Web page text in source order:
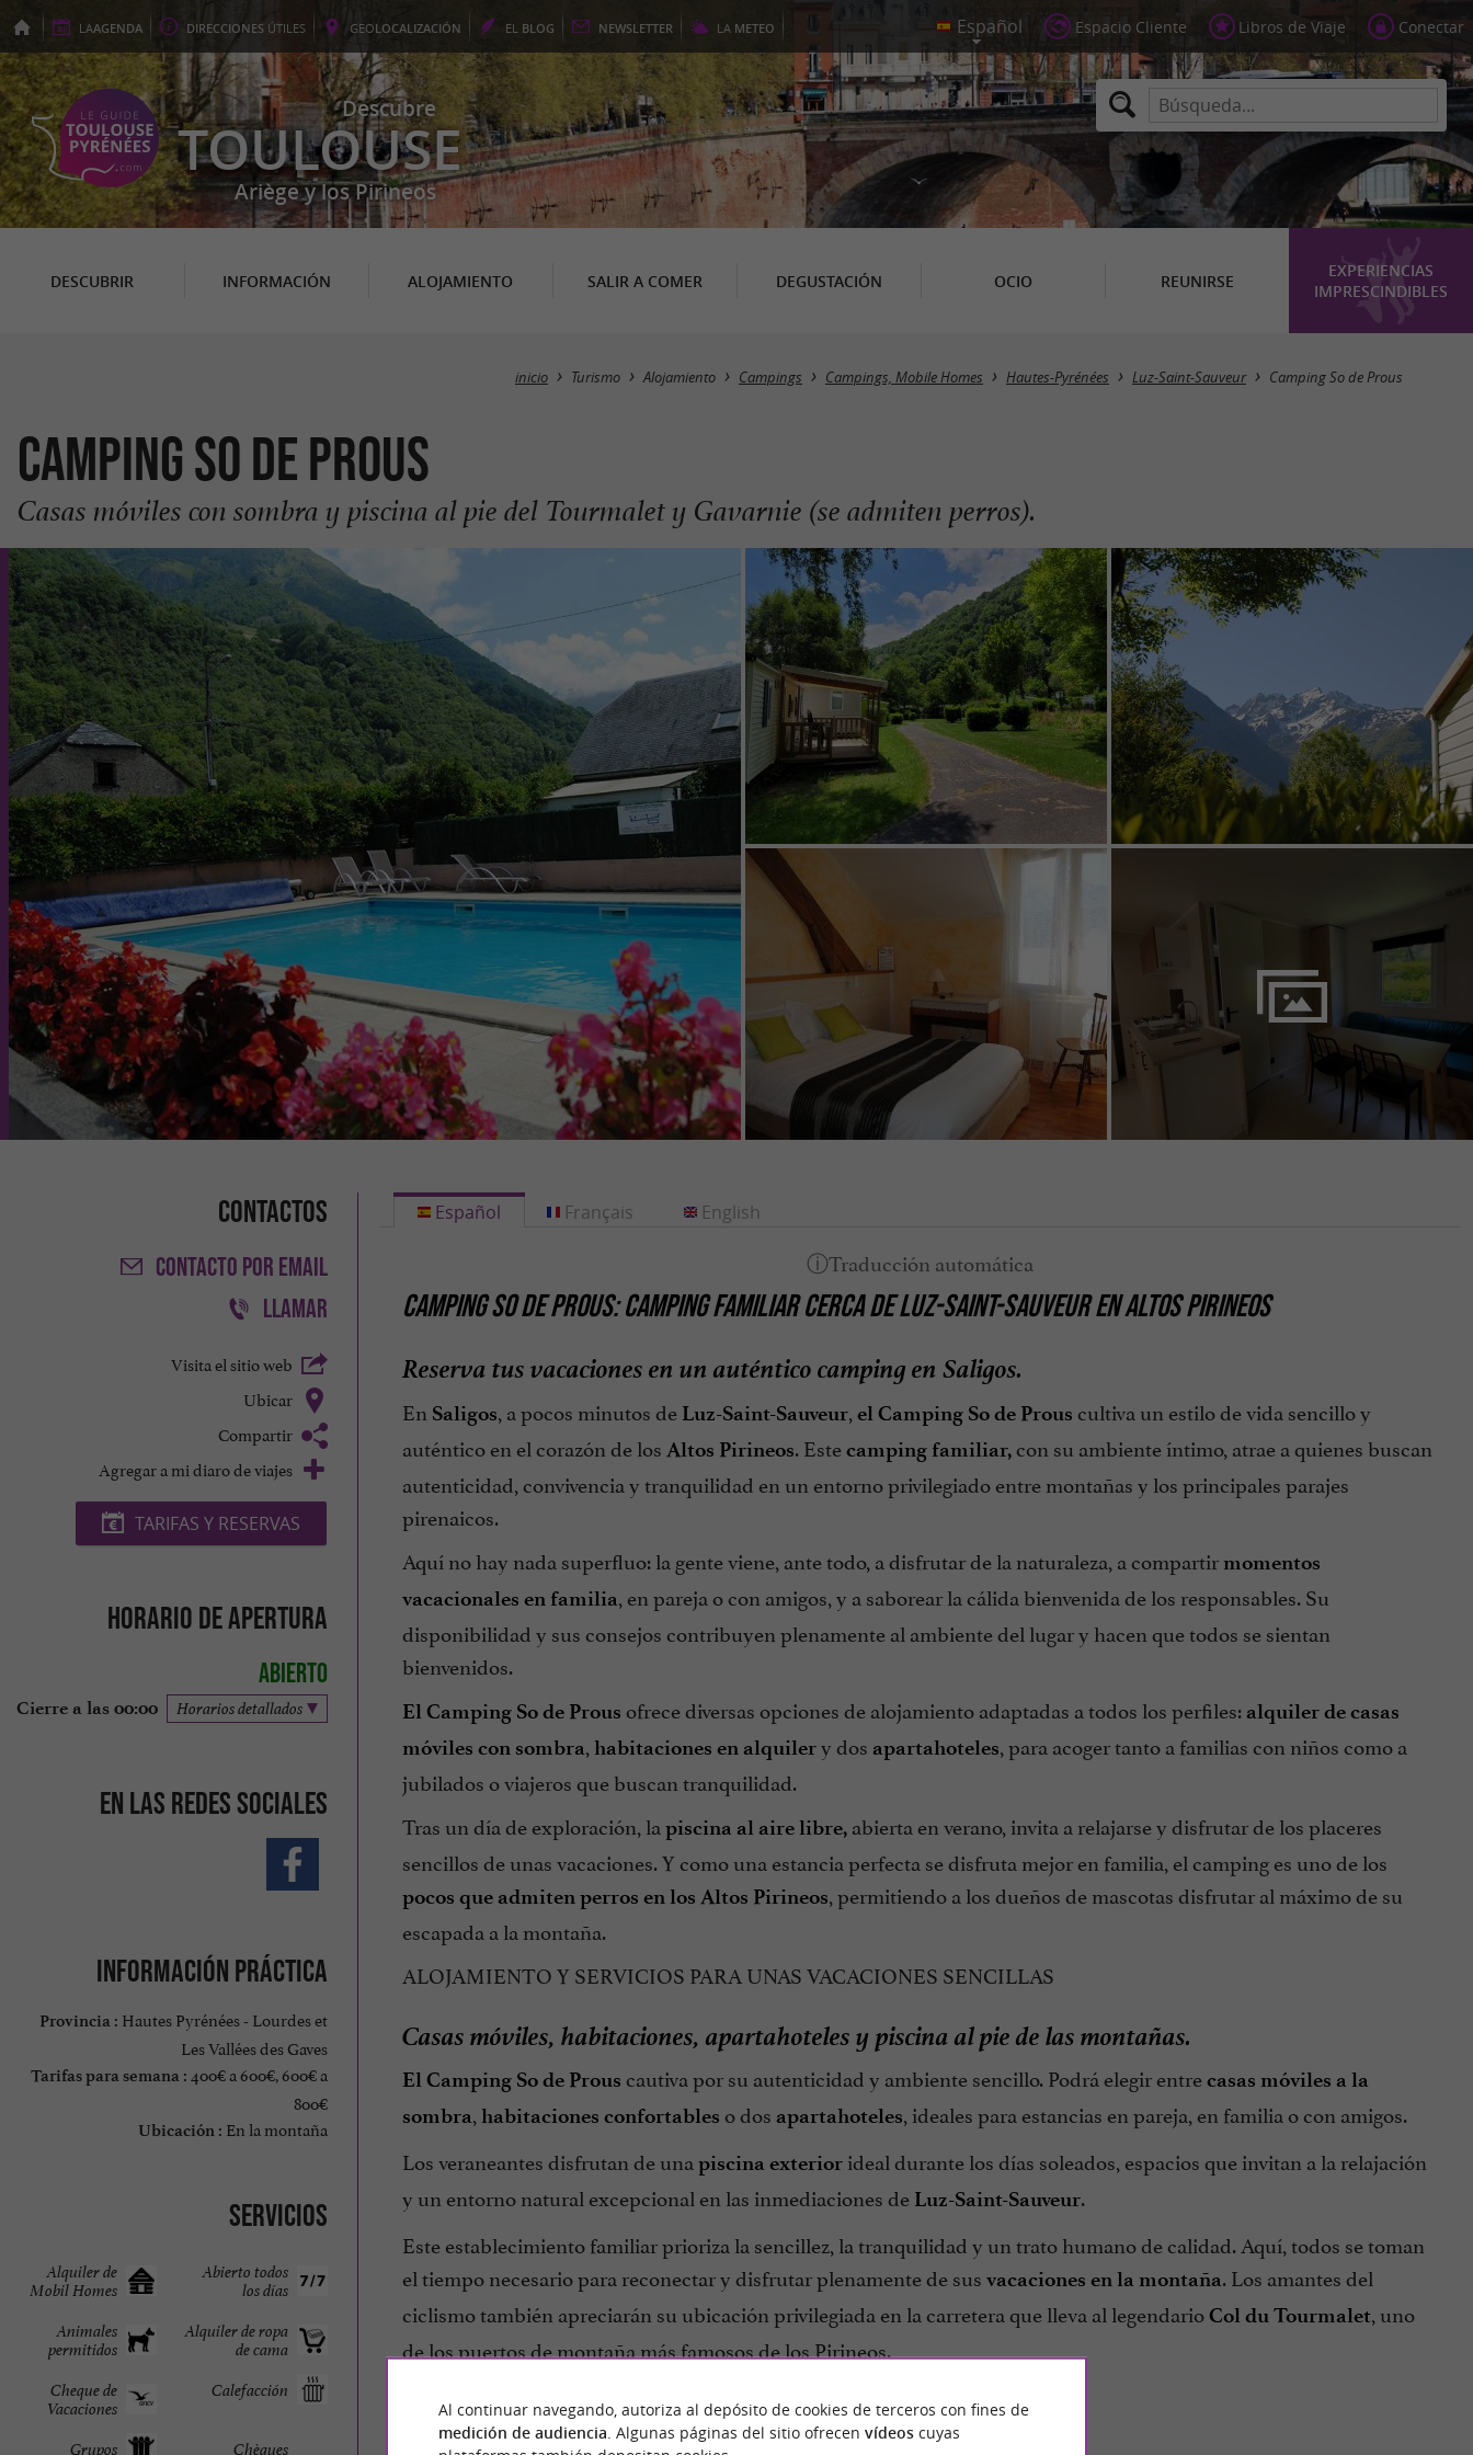
LAAGENDA DIRECCIONES ÚTILES GEOLOCALIZACIÓN EL BLOG NEWSLETTER LA METEO Espacio Cliente Libros de Viaje Conectar
Descubre
TOULOUSE
Ariège y los Pirineos
DESCUBRIR INFORMACIÓN ALOJAMIENTO SALIR A COMER DEGUSTACIÓN OCIO REUNIRSE
EXPERIENCIAS
IMPRESCINDIBLES
inicio Turismo Alojamiento Campings Campings, Mobile Homes Hautes-Pyrénées Luz-Saint-Sauveur Camping So de Prous
Camping So de Prous
Casas móviles con sombra y piscina al pie del Tourmalet y Gavarnie (se admiten perros).
Contactos
CONTACTO POR EMAIL
LLAMAR
Visita el sitio web
Ubicar
Compartir
Agregar a mi diaro de viajes
TARIFAS Y RESERVAS
Horario de apertura
Abierto
Cierre a las 00:00 Horarios detallados
En las redes sociales
Información práctica
Provincia : Hautes Pyrénées - Lourdes et
Les Vallées des Gaves
Tarifas para semana : 400€ a 600€, 600€ a
800€
Ubicación : En la montaña
Servicios
Abierto todos
los días
Alquiler de
Mobil Homes
Alquiler de ropa
de cama
Animales
permitidos
Calefacción
Cheque de
Vacaciones
Chèques
Grupos
Español
CAMPING SO DE PROUS: CAMPING FAMILIAR CERCA DE LUZ-SAINT-SAUVEUR EN ALTOS PIRINEOS
Reserva tus vacaciones en un auténtico camping en Saligos.
En Saligos , a pocos minutos de Luz-Saint-Sauveur, el Camping So de Prous cultiva un estilo de vida sencillo y
auténtico en el corazón de los Altos Pirineos. Estecamping familiar, con su ambiente íntimo, atrae a quienes buscan
autenticidad, convivencia y tranquilidad en un entorno privilegiado entre montañas y los principales parajes
pirenaicos.
Aquí no hay nada superfluo: la gente viene, ante todo, a disfrutar de la naturaleza, a compartir momentos
vacacionales en familia , en pareja o con amigos, y a saborear la cálida bienvenida de los responsables. Su
disponibilidad y sus consejos contribuyen plenamente al ambiente del lugar y hacen que todos se sientan
bienvenidos.
El Camping So de Prous ofrece diversas opciones de alojamiento adaptadas a todos los perfiles: alquiler de casas
móviles con sombra habitaciones en alquilery dos apartahoteles , para acoger tanto a familias con niños como a
jubilados o viajeros que buscan tranquilidad.
Tras un día de exploración, la piscina al aire libre, abierta en verano, invita a relajarse y disfrutar de los placeres
sencillos de unas vacaciones. Y como una estancia perfecta se disfruta mejor en familia, el camping es uno de los
pocos que admiten perros en los Altos Pirineos , permitiendo a los dueños de mascotas disfrutar al máximo de su
escapada a la montaña.
ALOJAMIENTO Y SERVICIOS PARA UNAS VACACIONES SENCILLAS
Casas móviles, habitaciones, apartahoteles y piscina al pie de las montañas.
El Camping So de Prous cautiva por su autenticidad y ambiente sencillo. Podrá elegir entrecasas móviles a la
sombra, habitaciones confortables o dos apartahoteles, ideales para estancias en pareja, en familia o con amigos.
Los veraneantes disfrutan de una piscina exteriorideal durante los días soleados, espacios que invitan a la relajación
y un entorno natural excepcional en las inmediaciones de Luz-Saint-Sauveur.
Este establecimiento familiar prioriza la sencillez, la tranquilidad y un trato humano de calidad. Aquí, todos se toman
el tiempo necesario para reconectar y disfrutar plenamente de sus vacaciones en la montaña. Los amantes del
ciclismo también apreciarán su ubicación privilegiada en la carretera que lleva al legendarioCol du Tourmalet, uno
de los puertos de montaña más famosos de los Pirineos.
¿Por qué elegir Camping So de Prous?
Français English
Al continuar navegando, autoriza al depósito de cookies de terceros con fines de
medición de audiencia . Algunas páginas del sitio ofrecen vídeoscuyas